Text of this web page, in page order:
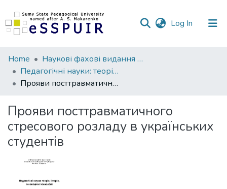
Log In (current)
Communities
&
Collections
Statistics
Home
Наукові фахові видання СумДПУ
Педагогічні науки: теорія, історія, інноваційні технології
Прояви посттравматичного стресового розладу в українських студентів
Прояви посттравматичного
стресового розладу в українських
студентів